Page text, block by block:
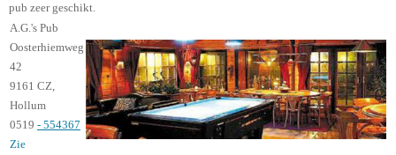
pub zeer geschikt.
A.G.'s Pub
Oosterhiemweg
42
9161 CZ,
Hollum
0519 - 554367
Zie
Contact